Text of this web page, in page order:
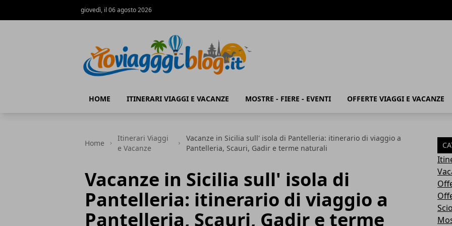
giovedì, il 06 agosto 2026
HOME ITINERARI VIAGGI E VACANZE MOSTRE - FIERE - EVENTI OFFERTE VIAGGI E VACANZE
Home
Itinerari Viaggi
e Vacanze
Vacanze in Sicilia sull' isola di Pantelleria: itinerario di viaggio a
Pantelleria, Scauri, Gadir e terme naturali
Vacanze in Sicilia sull' isola di
Pantelleria: itinerario di viaggio a
Pantelleria, Scauri, Gadir e terme